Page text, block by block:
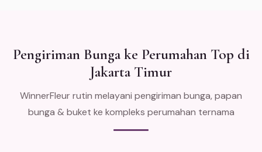
Pengiriman Bunga ke Perumahan Top di
Jakarta Timur
WinnerFleur rutin melayani pengiriman bunga, papan
bunga & buket ke kompleks perumahan ternama